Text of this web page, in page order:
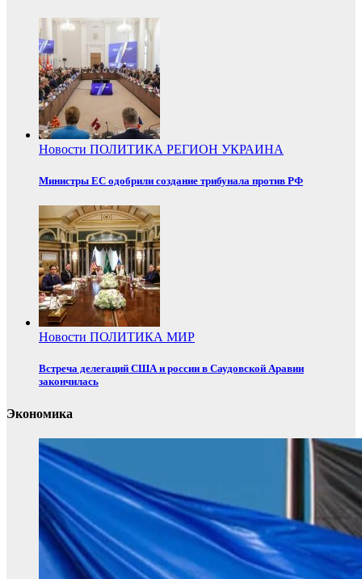
Новости ПОЛИТИКА РЕГИОН УКРАИНА
Министры ЕС одобрили создание трибунала против РФ
Новости ПОЛИТИКА МИР
Встреча делегаций США и россии в Саудовской Аравии
закончилась
Экономика